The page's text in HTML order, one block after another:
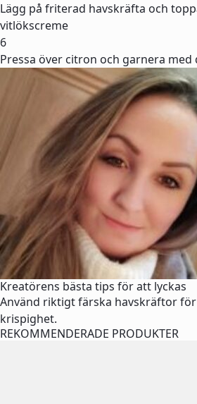
Lägg på friterad havskräfta och
vitlökscreme
6
Pressa över citron och garnera med
Kreatörens bästa tips för att lyckas
Använd riktigt färska havskräftor
krispighet.
REKOMMENDERADE PRODUKTER